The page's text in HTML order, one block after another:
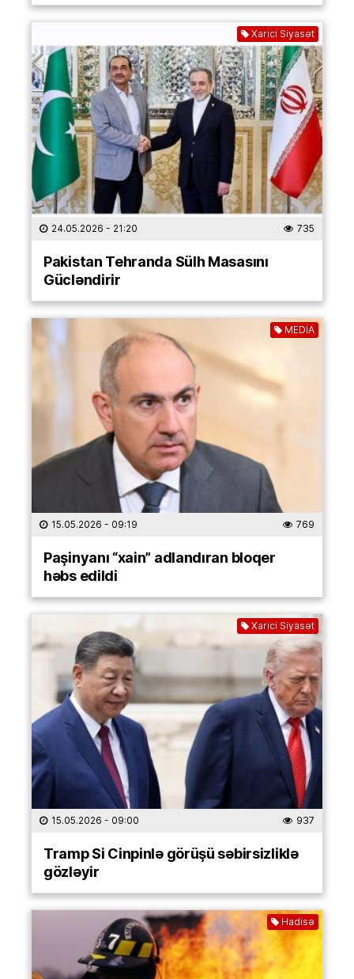
Xarici Siyasət
24.05.2026 - 21:20 735
Pakistan Tehranda Sülh Masasını
Gücləndirir
MEDİA
15.05.2026 - 09:19 769
Paşinyanı “xain” adlandıran bloqer
həbs edildi
Xarici Siyasət
15.05.2026 - 09:00 937
Tramp Si Cinpinlə görüşü səbirsizliklə
gözləyir
Hadisə